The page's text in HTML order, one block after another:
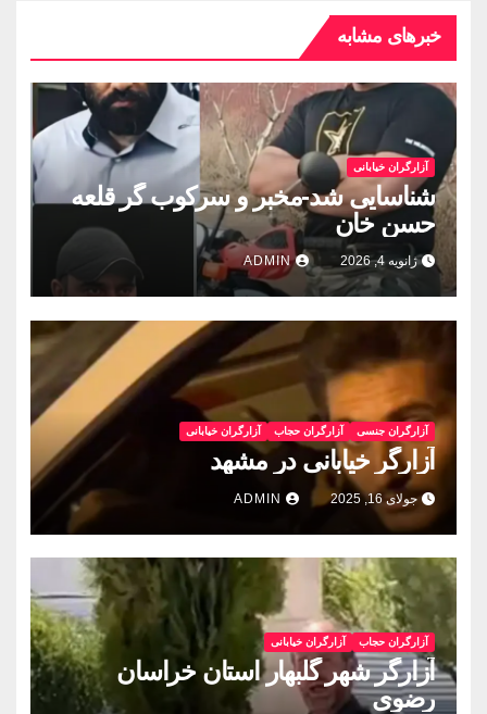
خبرهای مشابه
آزارگران خیابانی
شناسایی شد-مخبر و سرکوب گر قلعه
حسن خان
ژانویه 4, 2026 ADMIN
آزارگران جنسی آزارگران حجاب آزارگران خیابانی
آزارگر خیابانی در مشهد
جولای 16, 2025 ADMIN
آزارگران حجاب آزارگران خیابانی
آزارگر شهر گلبهار استان خراسان
رضوی